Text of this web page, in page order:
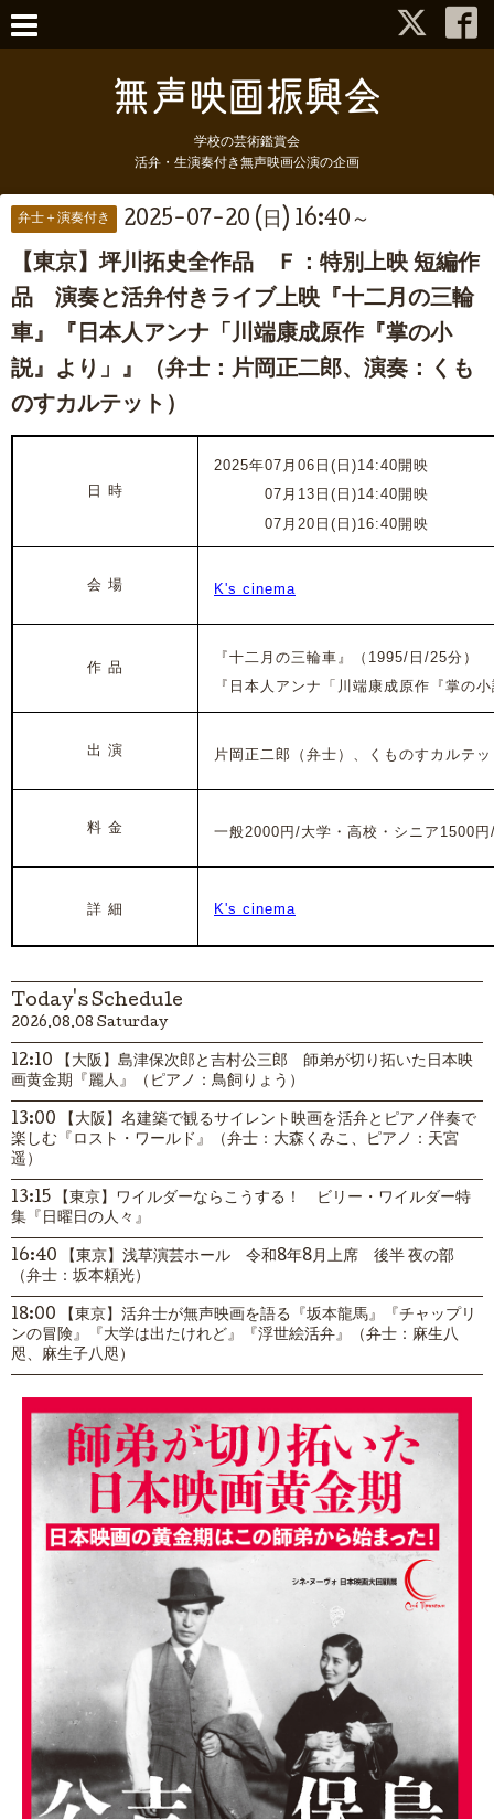
学校の芸術鑑賞会
活弁・生演奏付き無声映画公演の企画
弁士＋演奏付き 2025-07-20 (日) 16:40～
【東京】坪川拓史全作品 Ｆ：特別上映 短編作
品 演奏と活弁付きライブ上映『十二月の三輪
車』『日本人アンナ「川端康成原作『掌の小
説』より」』（弁士：片岡正二郎、演奏：くも
のすカルテット）
日 時
2025年07月06日(日)14:40開映
07月13日(日)14:40開映
07月20日(日)16:40開映
会 場 K's cinema
作 品
『十二月の三輪車』（1995/日/25分）
『日本人アンナ「川端康成原作『掌の
出 演 片岡正二郎（ 弁士）、 くものすカルテ
料 金 一般2000円/大学・高校・シニア1500
詳 細 K's cinema
Today's Schedule
2026.08.08 Saturday
12:10 【大阪】島津保次郎と吉村公三郎 師弟が切り拓いた日本映
画黄金期『麗人』（ピアノ：鳥飼りょう）
13:00 【大阪】名建築で観るサイレント映画を活弁とピアノ伴奏で
楽しむ『ロスト・ワールド』（弁士：大森くみこ、ピアノ：天宮
遥）
13:15 【東京】ワイルダーならこうする！ ビリー・ワイルダー特
集『日曜日の人々』
16:40 【東京】浅草演芸ホール 令和8年8月上席 後半 夜の部
（弁士：坂本頼光）
18:00 【東京】活弁士が無声映画を語る『坂本龍馬』『チャップリ
ンの冒険』『大学は出たけれど』『浮世絵活弁』（弁士：麻生八
咫、麻生子八咫）